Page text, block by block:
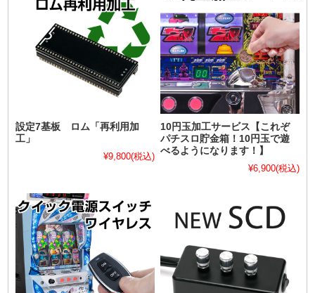
設定7基板 ロム「再利用加
工」
¥9,800(税込)
10円玉加工サービス【これぞ
パチスロ貯金箱！10円玉で遊
べるようになります！】
¥6,900(税込)